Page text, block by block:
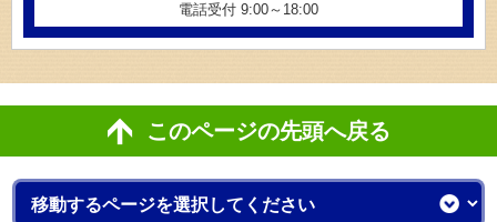
電話受付 9:00～18:00
このページの先頭へ戻る